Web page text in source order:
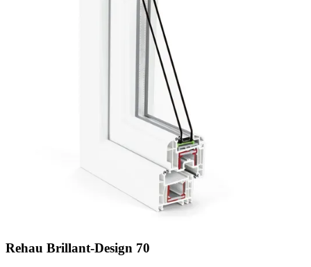
Rehau Brillant-Design 70